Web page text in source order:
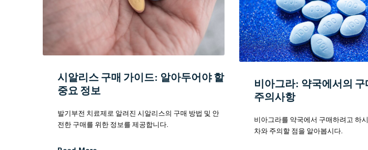
시알리스 구매 가이드: 알아두어야 할
중요 정보
발기부전 치료제로 알려진 시알리스의 구매 방법 및 안
전한 구매를 위한 정보를 제공합니다.
비아그라: 약국에서의 구
주의사항
비아그라를 약국에서 구매하려고 하
차와 주의할 점을 알아봅시다.